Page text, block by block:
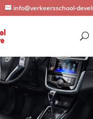
info@verkeersschool-